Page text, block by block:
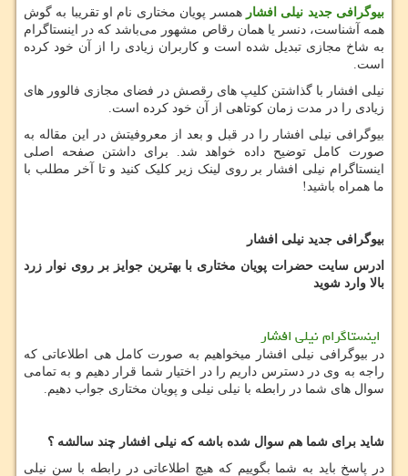
بیوگرافی جدید نیلی افشار همسر پویان مختاری نام او تقریبا به گوش
همه آشناست، دنسر یا همان رقاص مشهور می‌باشد که در اینستاگرام
به شاخ مجازی تبدیل شده است و کاربران زیادی را از آن خود کرده
است.
نیلی افشار با گذاشتن کلیپ های‌‌ رقصش در فضای مجازی فالوور های‌‌
زیادی را در مدت زمان کوتاهی از آن خود کرده است.
بیوگرافی نیلی افشار را در قبل و بعد از معروفیتش در این مقاله به
صورت کامل توضیح داده خواهد شد. برای داشتن صفحه اصلی
اینستاگرام نیلی افشار بر روی لینک زیر کلیک کنید و تا آخر مطلب با
ما همراه باشید!
بیوگرافی جدید نیلی افشار
ادرس سایت حضرات پویان مختاری با بهترین جوایز بر روی نوار زرد
بالا وارد شوید
اینستاگرام نیلی افشار
در بیوگرافی نیلی افشار میخواهیم به صورت کامل هی اطلاعاتی که
راجه به وی در دسترس داریم را در اختیار شما قرار دهیم و به تمامی
سوال های‌‌ شما در رابطه با نیلی نیلی و پویان مختاری جواب دهیم.
شاید برای شما هم سوال شده باشه که نیلی افشار چند سالشه ؟
در پاسخ باید به شما بگوییم که هیچ اطلاعاتی در رابطه با سن نیلی